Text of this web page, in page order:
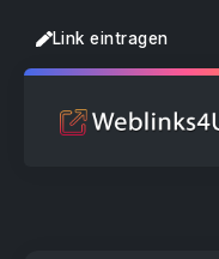
Link eintragen